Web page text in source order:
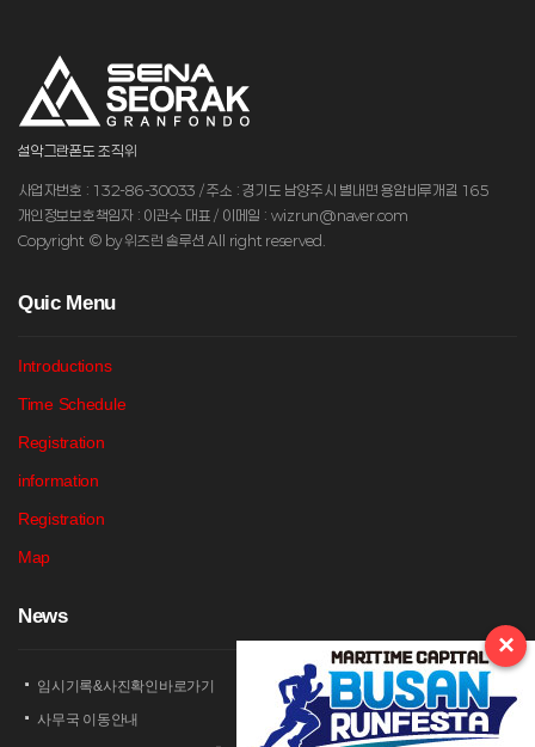
설악그란폰도 조직위
사업자번호 : 132-86-30033 / 주소 : 경기도 남양주시 별내면 용암비루개길 165
개인정보보호책임자 : 이관수 대표 / 이메일 : wizrun@naver.com
Copyright © by 위즈런 솔루션 All right reserved.
Quic Menu
Introductions
Time Schedule
Registration
information
Registration
Map
News
임시기록&사진확인바로가기
사무국 이동안내
×